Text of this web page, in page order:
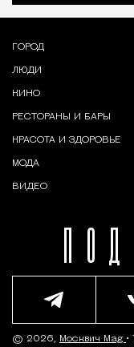
ГОРОД
ЛЮДИ
КИНО
РЕСТОРАНЫ И БАРЫ
КРАСОТА И ЗДОРОВЬЕ
МОДА
ВИДЕО
© 2026, Москвич Mag •